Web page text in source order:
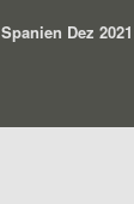
Spanien Dez